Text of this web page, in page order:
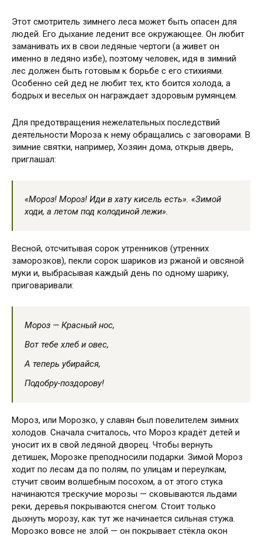
Этот смотритель зимнего леса может быть опасен для
людей. Его дыхание леденит все окружающее. Он любит
заманивать их в свои ледяные чертоги (а живет он
именно в ледяно избе), поэтому человек, идя в зимний
лес должен быть готовым к борьбе с его стихиями.
Особенно сей дед не любит тех, кто боится холода, а
бодрых и веселых он награждает здоровым румянцем.
Для предотвращения нежелательных последствий
деятельности Мороза к нему обращались с заговорами. В
зимние святки, например, Хозяин дома, открыв дверь,
приглашал:
«Мороз! Мороз! Иди в хату кисель есть». «Зимой
ходи, а летом под колодиной лежи».
Весной, отсчитывая сорок утренников (утренних
заморозков), пекли сорок шариков из ржаной и овсяной
муки и, выбрасывая каждый день по одному шарику,
приговаривали:
Мороз — Красный нос,
Вот тебе хлеб и овес,
А теперь убирайся,
Подобру-поздорову!
Мороз, или Морозко, у славян был повелителем зимних
холодов. Сначала считалось, что Мороз крадёт детей и
уносит их в свой ледяной дворец. Чтобы вернуть
детишек, Морозке преподносили подарки. Зимой Мороз
ходит по лесам да по полям, по улицам и переулкам,
стучит своим волшебным посохом, а от этого стука
начинаются трескучие морозы — сковываются льдами
реки, деревья покрываются снегом. Стоит только
дыхнуть морозу, как тут же начинается сильная стужа.
Морозко вовсе не злой — он покрывает стёкла окон